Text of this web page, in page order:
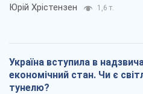
Юрій Хрістензен 1,6 т.
Україна вступила в
економічний стан. Чи є
тунелю?